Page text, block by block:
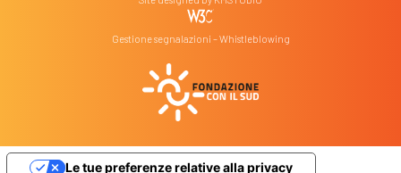
Gestione segnalazioni – Whistleblowing
Le tue preferenze relative alla privacy